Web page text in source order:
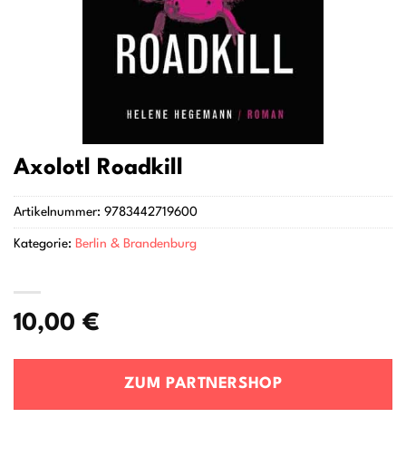
Axolotl Roadkill
10,00 €
ZUM PARTNERSHOP
Artikelnummer: 9783442719600
Kategorie: Berlin & Brandenburg